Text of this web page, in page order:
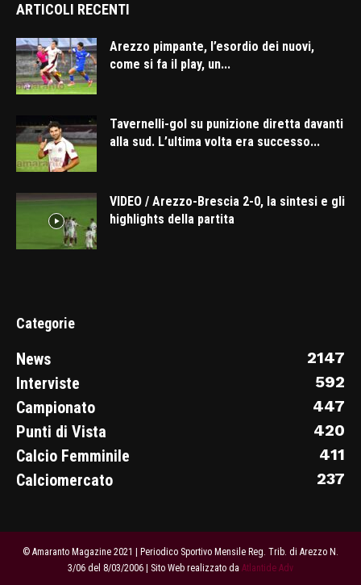
ARTICOLI RECENTI
Arezzo pimpante, l’esordio dei nuovi,
come si fa il play, un...
Tavernelli-gol su punizione diretta davanti
alla sud. L’ultima volta era successo...
VIDEO / Arezzo-Brescia 2-0, la sintesi e gli
highlights della partita
Categorie
News
2147
Interviste
592
Campionato
447
Punti di Vista
420
Calcio Femminile
411
Calciomercato
237
© Amaranto Magazine 2021 | Periodico Sportivo Mensile Reg. Trib. di Arezzo N.
3/06 del 8/03/2006 | Sito Web realizzato da Atlantide Adv